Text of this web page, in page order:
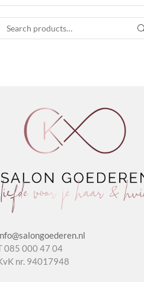
Search for:
085 000 47 04
nr. 94017948